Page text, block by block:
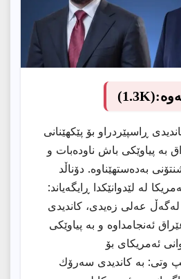
(1.3K)
ڕاسپێردراو بۆ پێكهێنانی
بە پیاوێكی باش ناودەبات و
بەدەستهێناوە. دۆناڵد
لە لێدوانێكدا ڕایگەیاند:
لەگەڵ عەلی زەیدی، كاندیدی
ئەنجامداوە و بە پیاوێكی
ئەمریكای بۆ
وتی: بە كاندیدی سەرۆك